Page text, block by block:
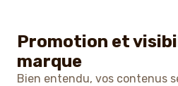
Promotion et
marque
Bien entendu, vos contenus